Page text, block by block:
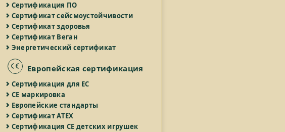
Сертификация ПО
Сертификат сейсмоустойчивости
Сертификат здоровья
Сертификат Веган
Энергетический сертификат
Европейская сертификация
Сертификация для ЕС
СЕ маркировка
Европейские стандарты
Сертификат ATEX
Сертификация СЕ детских игрушек